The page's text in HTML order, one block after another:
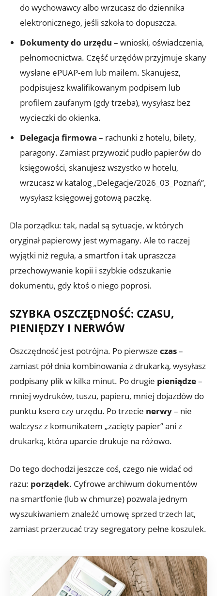
do wychowawcy albo wrzucasz do dziennika
elektronicznego, jeśli szkoła to dopuszcza.
Dokumenty do urzędu – wnioski, oświadczenia,
pełnomocnictwa. Część urzędów przyjmuje skany
wysłane ePUAP-em lub mailem. Skanujesz,
podpisujesz kwalifikowanym podpisem lub
profilem zaufanym (gdy trzeba), wysyłasz bez
wycieczki do okienka.
Delegacja firmowa – rachunki z hotelu, bilety,
paragony. Zamiast przywozić pudło papierów do
księgowości, skanujesz wszystko w hotelu,
wrzucasz w katalog „Delegacje/2026_03_Poznań”,
wysyłasz księgowej gotową paczkę.
Dla porządku: tak, nadal są sytuacje, w których
oryginał papierowy jest wymagany. Ale to raczej
wyjątki niż reguła, a smartfon i tak upraszcza
przechowywanie kopii i szybkie odszukanie
dokumentu, gdy ktoś o niego poprosi.
SZYBKA OSZCZĘDNOŚĆ: CZASU,
PIENIĘDZY I NERWÓW
Oszczędność jest potrójna. Po pierwsze czas–
zamiast pół dnia kombinowania z drukarką, wysyłasz
podpisany plik w kilka minut. Po drugie pieniądze–
mniej wydruków, tuszu, papieru, mniej dojazdów do
punktu ksero czy urzędu. Po trzecie nerwy– nie
walczysz z komunikatem „zacięty papier” ani z
drukarką, która uparcie drukuje na różowo.
Do tego dochodzi jeszcze coś, czego nie widać od
razu: porządek. Cyfrowe archiwum dokumentów
na smartfonie (lub w chmurze) pozwala jednym
wyszukiwaniem znaleźć umowę sprzed trzech lat,
zamiast przerzucać trzy segregatory pełne koszulek.